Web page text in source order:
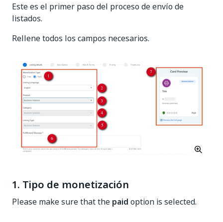
Este es el primer paso del proceso de envío de
listados.
Rellene todos los campos necesarios.
1. Tipo de monetización
Please make sure that the paid option is selected.